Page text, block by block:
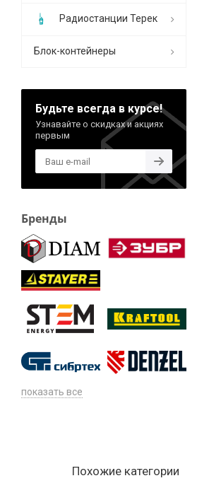
Радиостанции Терек
Блок-контейнеры
Будьте всегда в курсе!
Узнавайте о скидках и акциях
первым
Бренды
показать все
Похожие категории